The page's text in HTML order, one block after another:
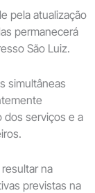
pela atualização
permanecerá
São Luiz.
simultâneas
dos serviços e a
na
previstas na